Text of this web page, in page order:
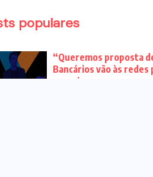
populares
“Queremos proposta
Bancários vão às redes
pressionar a...